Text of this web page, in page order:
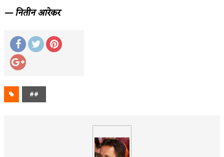
— नितीन आरेकर
##